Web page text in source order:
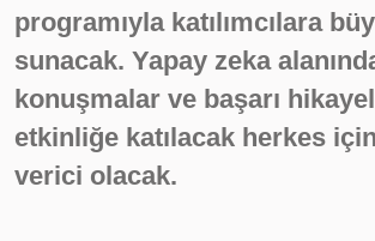
programıyla katılımcılara
sunacak. Yapay zeka
konuşmalar ve başarı
etkinliğe katılacak herkes
verici olacak.